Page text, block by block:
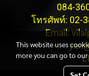
084-
โทรศัพท์: 02-
Email:
This website uses
more you can go to our